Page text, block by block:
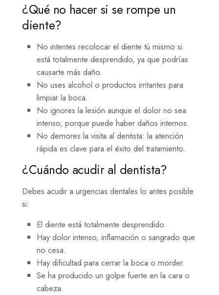
¿Qué no hacer si se rompe un
diente?
No intentes recolocar el diente tú mismo si
está totalmente desprendido, ya que podrías
causarte más daño.
No uses alcohol o productos irritantes para
limpiar la boca.
No ignores la lesión aunque el dolor no sea
intenso, porque puede haber daños internos.
No demores la visita al dentista: la atención
rápida es clave para el éxito del tratamiento.
¿Cuándo acudir al dentista?
Debes acudir a urgencias dentales lo antes posible
si:
El diente está totalmente desprendido.
Hay dolor intenso, inflamación o sangrado que
no cesa.
Hay dificultad para cerrar la boca o morder.
Se ha producido un golpe fuerte en la cara o
cabeza.